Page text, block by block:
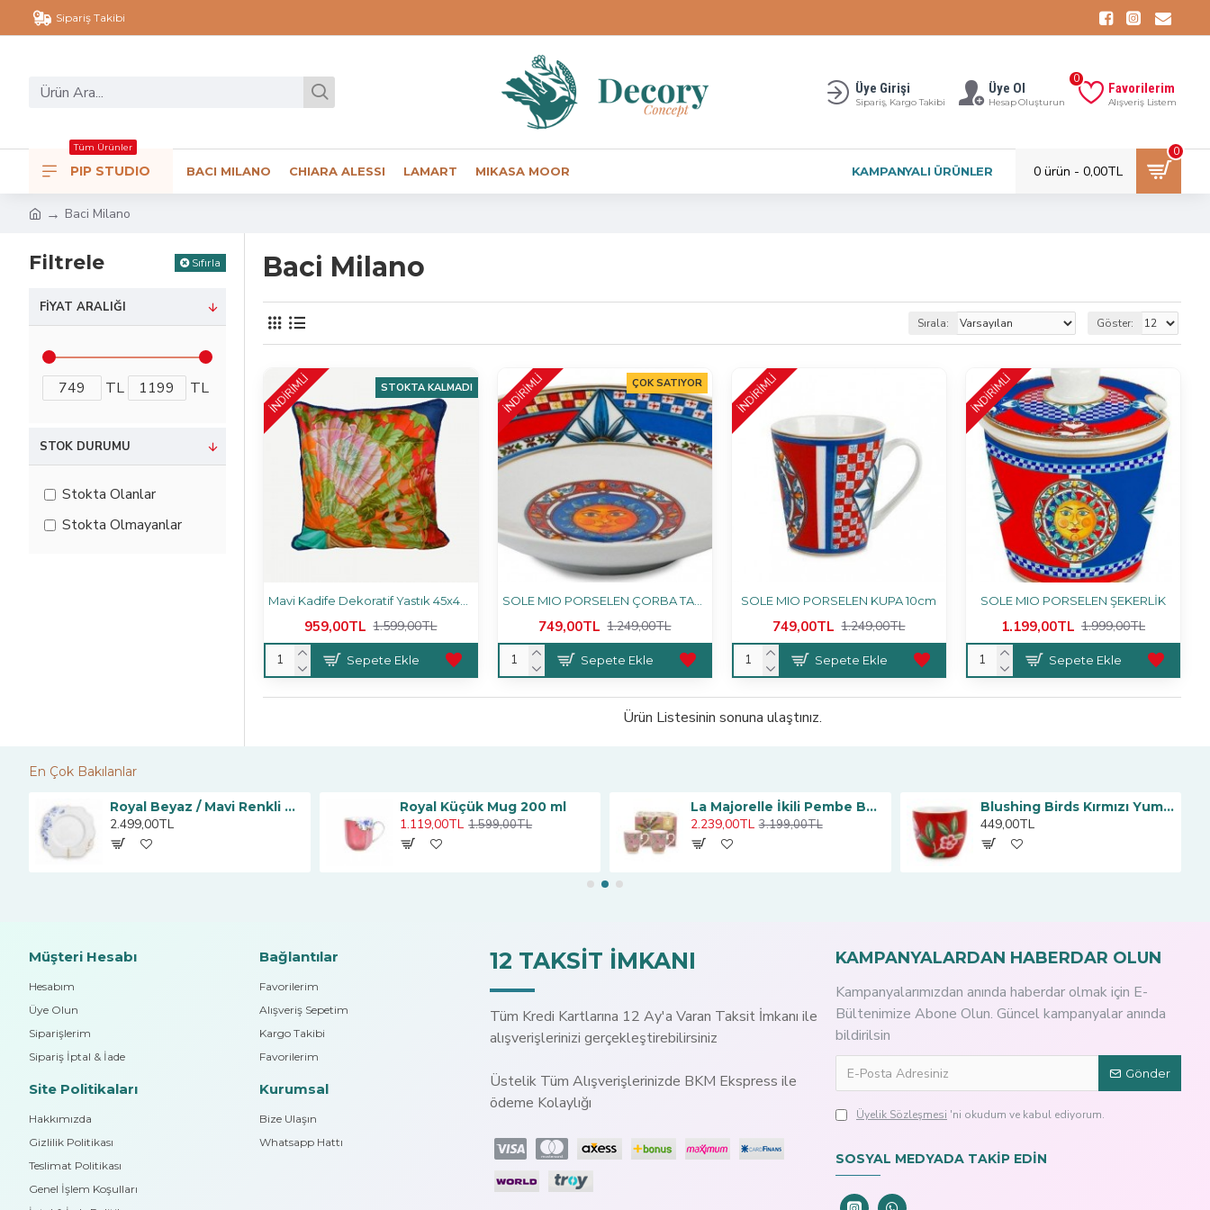
Sipariş Takibi
Üye Girişi
Sipariş, Kargo Takibi
Üye Ol
Hesap Oluşturun
Favorilerim
Alışveriş Listem
0
PIP STUDIO
Tüm Ürünler
BACI MILANO CHIARA ALESSI LAMART MIKASA MOOR KAMPANYALI ÜRÜNLER 0 ürün - 0,00TL
0
Baci Milano
Filtrele Sıfırla
FIYAT ARALIĞI
TL TL
STOK DURUMU
Stokta Olanlar
Stokta Olmayanlar
Baci Milano
Sırala: Göster:
İNDİRİMLİ STOKTA KALMADI
959,00TL 1.599,00TL
Sepete Ekle
İNDİRİMLİ ÇOK SATIYOR
SOLE MIO PORSELEN ÇORBA TABAĞI 21cm
749,00TL 1.249,00TL
Sepete Ekle
İNDİRİMLİ
SOLE MIO PORSELEN KUPA 10cm
749,00TL 1.249,00TL
Sepete Ekle
İNDİRİMLİ
SOLE MIO PORSELEN ŞEKERLİK
1.199,00TL 1.999,00TL
Sepete Ekle
Ürün Listesinin sonuna ulaştınız.
En Çok Bakılanlar
Royal Beyaz / Mavi Renkli Kahvaltı Tabağı 23.5
2.499,00TL
Royal Küçük Mug 200 ml
1.119,00TL 1.599,00TL
La Majorelle İkili Pembe Büyük Mug Seti 350 ml.
2.239,00TL 3.199,00TL
Blushing Birds Kırmızı Yumurtalık
449,00TL
Müşteri Hesabı
Hesabım
Üye Olun
Siparişlerim
Sipariş İptal & İade
Site Politikaları
Hakkımızda
Gizlilik Politikası
Teslimat Politikası
Genel İşlem Koşulları
Bağlantılar
Favorilerim
Alışveriş Sepetim
Kargo Takibi
Favorilerim
Kurumsal
Bize Ulaşın
Whatsapp Hattı
12 TAKSİT İMKANI
Tüm Kredi Kartlarına 12 Ay'a Varan Taksit İmkanı ile
alışverişlerinizi gerçekleştirebilirsiniz
Üstelik Tüm Alışverişlerinizde BKM Ekspress ile
ödeme Kolaylığı
KAMPANYALARDAN HABERDAR OLUN
Kampanyalarımızdan anında haberdar olmak için E-
Bültenimize Abone Olun. Güncel kampanyalar anında
bildirilsin
Gönder
Üyelik Sözleşmesi 'ni okudum ve kabul ediyorum.
SOSYAL MEDYADA TAKİP EDİN